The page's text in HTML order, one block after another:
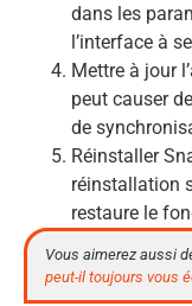
dans les
l’interface à
Mettre à jour
peut causer
de
Réinstaller
réinstallation
restaure le
Vous aimerez aussi
peut-il toujours vous